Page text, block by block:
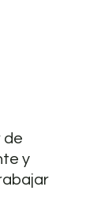
de
y